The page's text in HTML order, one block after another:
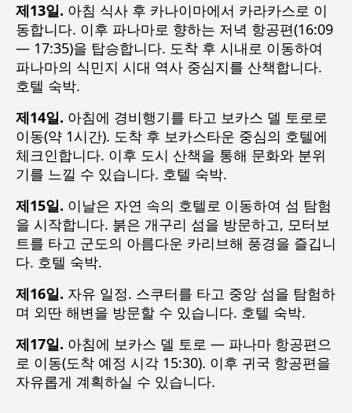
제13일. 아침 식사 후 카나이마에서 카라카스로 이
동합니다. 이후 파나마로 향하는 저녁 항공편(16:09
— 17:35)을 탑승합니다. 도착 후 시내로 이동하여
파나마의 식민지 시대 역사 중심지를 산책합니다.
호텔 숙박.
제14일. 아침에 경비행기를 타고 보카스 델 토로로
이동(약 1시간). 도착 후 보카스타운 중심의 호텔에
체크인합니다. 이후 도시 산책을 통해 문화와 분위
기를 느낄 수 있습니다. 호텔 숙박.
제15일. 이날은 자연 속의 호텔로 이동하여 섬 탐험
을 시작합니다. 붉은 개구리 섬을 방문하고, 모터보
트를 타고 군도의 아름다운 카리브해 풍경을 즐깁니
다. 호텔 숙박.
제16일. 자유 일정. 스쿠터를 타고 중앙 섬을 탐험하
며 외딴 해변을 방문할 수 있습니다. 호텔 숙박.
제17일. 아침에 보카스 델 토로 — 파나마 항공편으
로 이동(도착 예정 시각 15:30). 이후 귀국 항공편을
자유롭게 계획하실 수 있습니다.